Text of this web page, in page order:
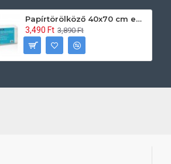
Papírtörölköző 40x70 cm egyszerhasználatos 60db/csomag
3,490 Ft 3,890 Ft